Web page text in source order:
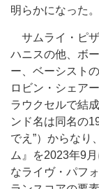
明らかになった。
サムライ・ピザ
ハニスの他、ボ
ー、ベーシスト
ロビン・シェア
ラウクセルで結
ンド名は同名の
でえ”）からなり
ム』を2023年9
なライヴ・パフ